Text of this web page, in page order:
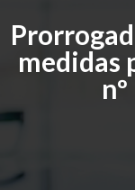
medidas